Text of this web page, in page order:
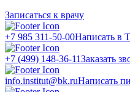
Записаться к врачу
+7 985 311-50-00Написать в
+7 (499) 148-36-11Заказать
info.institut@bk.ruНаписать